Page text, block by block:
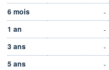
6 mois
-
1 an
-
3 ans
-
5 ans
-